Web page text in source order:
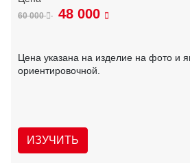
60 000 48 000
Цена указана на изделие на фото и
ориентировочной.
ИЗУЧИТЬ